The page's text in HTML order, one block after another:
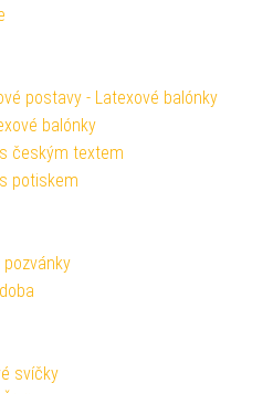
postavy - Latexové balónky
balónky
českým textem
potiskem
svíčky